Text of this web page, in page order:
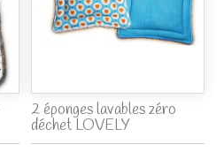
2 éponges lavables zéro
déchet LOVELY